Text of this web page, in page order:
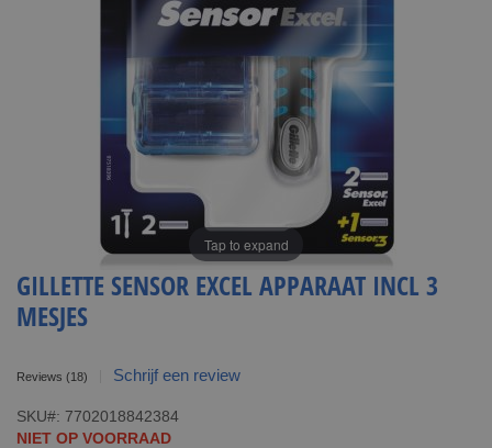
Tap to expand
GILLETTE SENSOR EXCEL APPARAAT INCL 3
MESJES
Reviews (18) Schrijf een review
SKU
7702018842384
NIET OP VOORRAAD